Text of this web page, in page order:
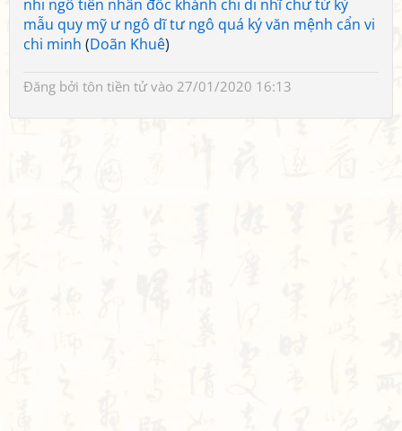
nhi ngô tiên nhân đốc khánh chi di nhĩ chư tử kỳ
mẫu quy mỹ ư ngô dĩ tư ngô quá ký văn mệnh cẩn vi
chi minh (Doãn Khuê)
Đăng bởi tôn tiền tửvào 27/01/2020 16:13